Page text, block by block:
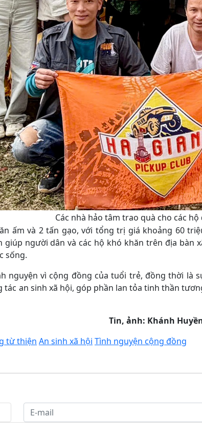
Các nhà hảo tâm trao quà cho các hộ
ấm và 2 tấn gạo, với tổng trị giá khoảng 60
người dân và các hộ khó khăn trên địa bàn
sống.
nguyện vì cộng đồng của tuổi trẻ, đồng thời là
an sinh xã hội, góp phần lan tỏa tinh thần
Tin, ảnh: Khánh
từ thiện An sinh xã hội Tình nguyện cộng đồng